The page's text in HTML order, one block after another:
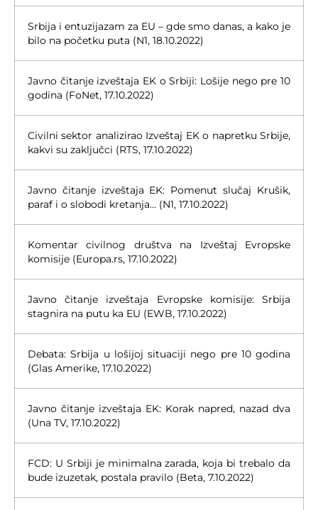
Srbija i entuzijazam za EU – gde smo danas, a kako je
bilo na početku puta (N1, 18.10.2022)
Javno čitanje izveštaja EK o Srbiji: Lošije nego pre 10
godina (FoNet, 17.10.2022)
Civilni sektor analizirao Izveštaj EK o napretku Srbije,
kakvi su zaključci (RTS, 17.10.2022)
Javno čitanje izveštaja EK: Pomenut slučaj Krušik,
paraf i o slobodi kretanja… (N1, 17.10.2022)
Komentar civilnog društva na Izveštaj Evropske
komisije (Europa.rs, 17.10.2022)
Javno čitanje izveštaja Evropske komisije: Srbija
stagnira na putu ka EU (EWB, 17.10.2022)
Debata: Srbija u lošijoj situaciji nego pre 10 godina
(Glas Amerike, 17.10.2022)
Javno čitanje izveštaja EK: Korak napred, nazad dva
(Una TV, 17.10.2022)
FCD: U Srbiji je minimalna zarada, koja bi trebalo da
bude izuzetak, postala pravilo (Beta, 7.10.2022)